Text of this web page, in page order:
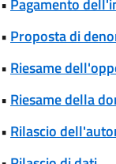
• Pagamento
• Proposta di
• Riesame
• Riesame della
• Rilascio